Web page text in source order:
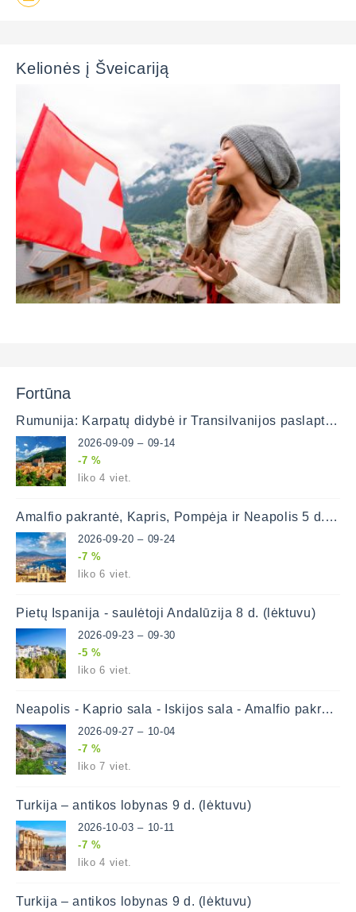
Kelionės į Šveicariją
Fortūna
Rumunija: Karpatų didybė ir Transilvanijos paslaptys (lėktuvu)
2026-09-09 – 09-14
-7 %
liko 4 viet.
Amalfio pakrantė, Kapris, Pompėja ir Neapolis 5 d. (lėktuvu)
2026-09-20 – 09-24
-7 %
liko 6 viet.
Pietų Ispanija - saulėtoji Andalūzija 8 d. (lėktuvu)
2026-09-23 – 09-30
-5 %
liko 6 viet.
Neapolis - Kaprio sala - Iskijos sala - Amalfio pakrantė 8 d. (lėktuvu)
2026-09-27 – 10-04
-7 %
liko 7 viet.
Turkija – antikos lobynas 9 d. (lėktuvu)
2026-10-03 – 10-11
-7 %
liko 4 viet.
Turkija – antikos lobynas 9 d. (lėktuvu)